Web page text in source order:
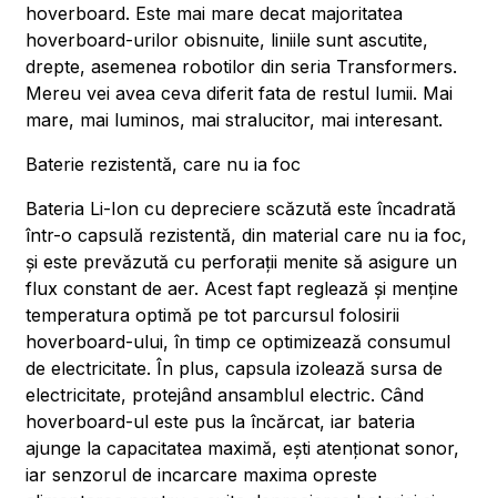
hoverboard. Este mai mare decat majoritatea
hoverboard-urilor obisnuite, liniile sunt ascutite,
drepte, asemenea robotilor din seria Transformers.
Mereu vei avea ceva diferit fata de restul lumii. Mai
mare, mai luminos, mai stralucitor, mai interesant.
Baterie rezistentă, care nu ia foc
Bateria Li-Ion cu depreciere scăzută este încadrată
într-o capsulă rezistentă, din material care nu ia foc,
și este prevăzută cu perforații menite să asigure un
flux constant de aer. Acest fapt reglează și menține
temperatura optimă pe tot parcursul folosirii
hoverboard-ului, în timp ce optimizează consumul
de electricitate. În plus, capsula izolează sursa de
electricitate, protejând ansamblul electric. Când
hoverboard-ul este pus la încărcat, iar bateria
ajunge la capacitatea maximă, ești atenționat sonor,
iar senzorul de incarcare maxima opreste